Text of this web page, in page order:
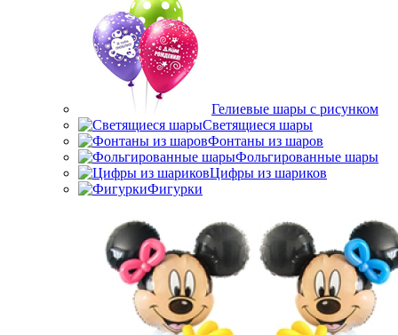
Гелиевые шары с рисунком
Светящиеся шары
Фонтаны из шаров
Фольгированные шары
Цифры из шариков
Фигурки